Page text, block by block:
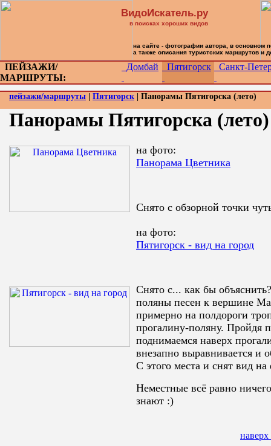
ПЕЙЗАЖИ/
МАРШРУТЫ:
Домбай Пятигорск Санкт-
пейзажи/маршруты Пятигорск | Панорамы Пятигорска (лето)
Панорамы Пятигорска (лето)
на фото:
Панорама Цветника
Снято с обзорной точки
на фото:
Пятигорск - вид на город
Снято с... как бы
поляны песен к вершине
примерно на полдороги
прогалину-поляну. Пройдя
поднимаемся наверх
внезапно выравнивается и
С этого места и снят вид
Неместные всё равно
знают :)
ВидоИскатель.ру
в поисках хороших видов
на сайте - фотографии автора, в основном
а также описания туристских маршрутов и